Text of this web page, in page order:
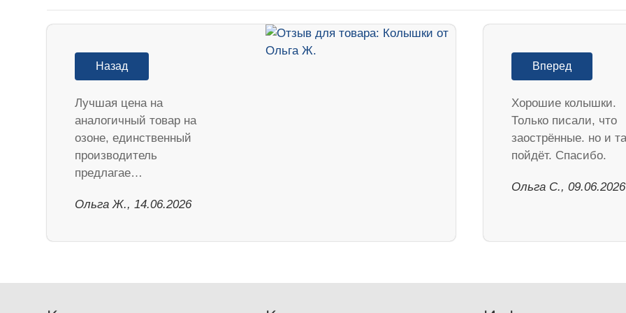
Назад
Лучшая цена на
аналогичный товар на
озоне, единственный
производитель
предлагае…
Ольга Ж., 14.06.2026
Вперед
Хорошие колышки.
Только писали, что
заострённые. но и
пойдёт. Спасибо.
Ольга С., 09.06.2026